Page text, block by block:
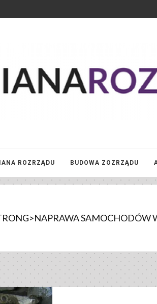
ROZRZĄDU BUDOWA ZOZRZĄDU